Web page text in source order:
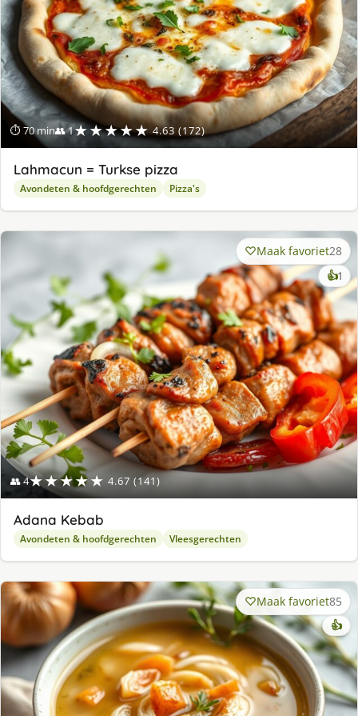
⏱ 70 min👥 1★★★★★ 4.63 (172)
Lahmacun = Turkse pizza
Avondeten & hoofdgerechten Pizza's
👥 4★★★★★ 4.67 (141)
Maak favoriet28
👍1
Adana Kebab
Avondeten & hoofdgerechten Vleesgerechten
Maak favoriet85
👍